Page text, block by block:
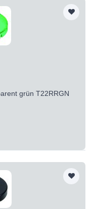
grün T22RRGN